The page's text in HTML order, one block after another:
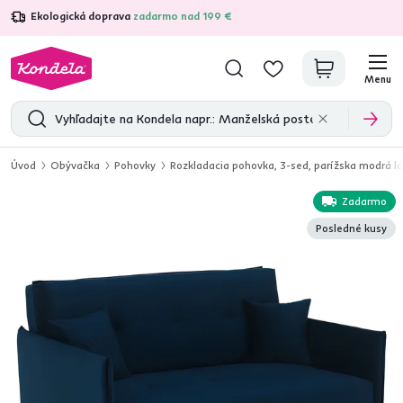
Ekologická doprava zadarmo nad 199 €
4,7 31 211overených produktových recenzií
Menu
Úvod Obývačka Pohovky Rozkladacia pohovka, 3-sed, parížska modrá
Zadarmo
Posledné kusy